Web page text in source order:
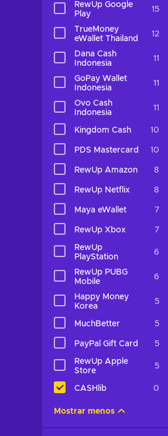
RewUp Google
Play
15
TrueMoney
eWallet Thailand
12
Dana Cash
Indonesia
11
GoPay Wallet
Indonesia
11
Ovo Cash
Indonesia
11
Kingdom Cash 10
PDS Mastercard 10
RewUp Amazon 8
RewUp Netflix 8
Maya eWallet 7
RewUp Xbox 7
RewUp
PlayStation
6
RewUp PUBG
Mobile
6
Happy Money
Korea
5
MuchBetter 5
PayPal Gift Card 5
RewUp Apple
Store
5
CASHlib 0
Mostrar menos